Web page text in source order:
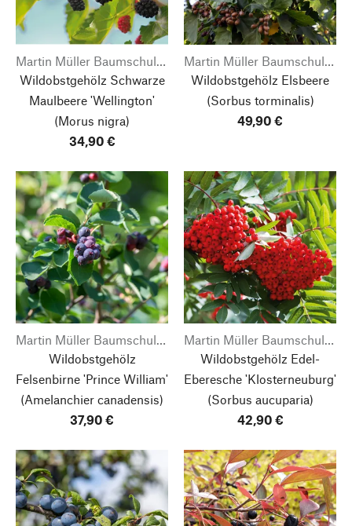
Martin Müller Baumschulen
Wildobstgehölz Schwarze
Maulbeere 'Wellington'
(Morus nigra)
34,90 €
Martin Müller Baumschulen
Wildobstgehölz Elsbeere
(Sorbus torminalis)
49,90 €
Martin Müller Baumschulen
Wildobstgehölz
Felsenbirne 'Prince William'
(Amelanchier canadensis)
37,90 €
Martin Müller Baumschulen
Wildobstgehölz Edel-
Eberesche 'Klosterneuburg'
(Sorbus aucuparia)
42,90 €